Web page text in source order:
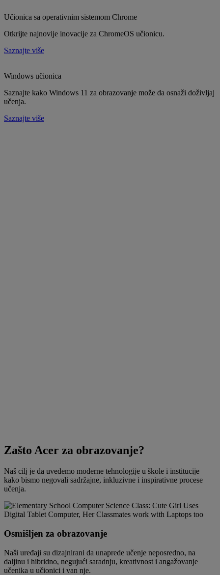
Učionica sa operativnim sistemom Chrome
Otkrijte najnovije inovacije za ChromeOS učionicu.
Saznajte više
Windows učionica
Saznajte kako Windows 11 za obrazovanje može da osnaži doživljaj
učenja.
Saznajte više
Zašto Acer za obrazovanje?
Naš cilj je da uvedemo moderne tehnologije u škole i institucije
kako bismo negovali sadržajne, inkluzivne i inspirativne procese
učenja.
Osmišljen za obrazovanje
Naši uređaji su dizajnirani da unaprede učenje neposredno, na
daljinu i hibridno, negujući saradnju, kreativnost i angažovanje
učenika u učionici i van nje.